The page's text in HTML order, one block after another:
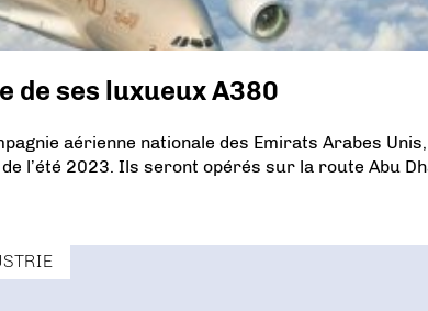
de ses luxueux A380
aérienne nationale des Emirats Arabes Unis,
l’été 2023. Ils seront opérés sur la route Abu